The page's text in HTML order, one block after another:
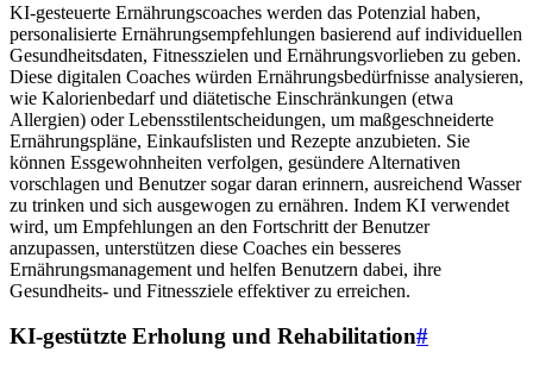
KI-gesteuerte Ernährungscoaches werden das Potenzial haben,
personalisierte Ernährungsempfehlungen basierend auf individuellen
Gesundheitsdaten, Fitnesszielen und Ernährungsvorlieben zu geben.
Diese digitalen Coaches würden Ernährungsbedürfnisse analysieren,
wie Kalorienbedarf und diätetische Einschränkungen (etwa
Allergien) oder Lebensstilentscheidungen, um maßgeschneiderte
Ernährungspläne, Einkaufslisten und Rezepte anzubieten. Sie
können Essgewohnheiten verfolgen, gesündere Alternativen
vorschlagen und Benutzer sogar daran erinnern, ausreichend Wasser
zu trinken und sich ausgewogen zu ernähren. Indem KI verwendet
wird, um Empfehlungen an den Fortschritt der Benutzer
anzupassen, unterstützen diese Coaches ein besseres
Ernährungsmanagement und helfen Benutzern dabei, ihre
Gesundheits- und Fitnessziele effektiver zu erreichen.
KI-gestützte Erholung und Rehabilitation#